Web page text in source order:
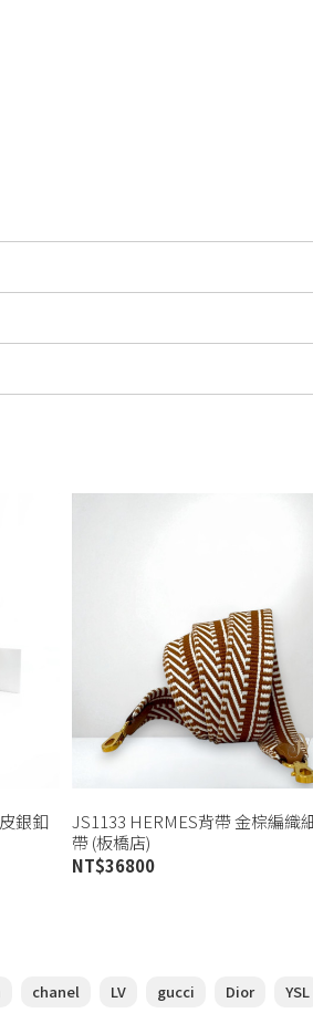
銀釦
JS1133 HERMES背帶 金棕編織
帶 (板橋店)
NT$36800
chanel LV gucci Dior YSL